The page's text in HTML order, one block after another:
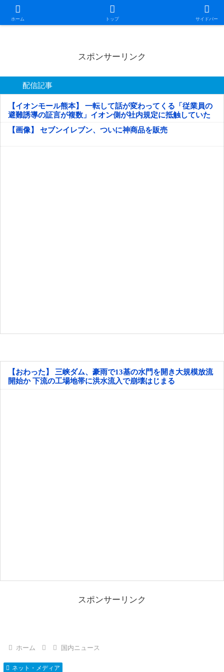
ホーム トップ サイドバー
日本第一！ニュース録
スポンサーリンク
配信記事
【イオンモール熊本】 一転して話が変わってくる「従業員の
避難誘導の証言が複数」イオン側が社内規定に抵触していた
疑い
【画像】 セブンイレブン、ついに神商品を販売
【おわった】 三峡ダム、豪雨で13基の水門を開き大規模放流
開始か 下流の工場地帯に洪水流入で崩壊はじまる
スポンサーリンク
ホーム 国内ニュース
ネット・メディア